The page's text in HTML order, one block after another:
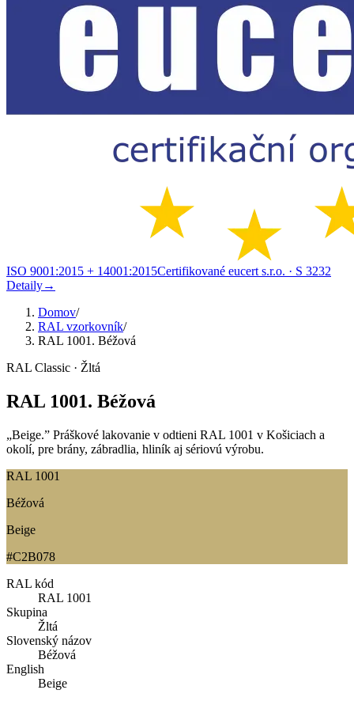
ISO 9001:2015 + 14001:2015Certifikované eucert s.r.o. · S 3232
Detaily→
Domov/
RAL vzorkovník/
RAL 1001. Béžová
RAL Classic · Žltá
RAL 1001. Béžová
„Beige.” Práškové lakovanie v odtieni RAL 1001 v Košiciach a
okolí, pre brány, zábradlia, hliník aj sériovú výrobu.
RAL 1001
Béžová
Beige
#C2B078
RAL kód
RAL 1001
Skupina
Žltá
Slovenský názov
Béžová
English
Beige